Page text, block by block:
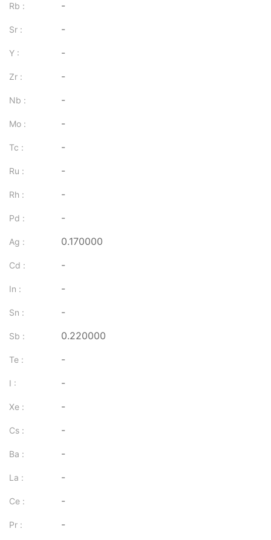
Rb : -
Sr : -
Y : -
Zr : -
Nb : -
Mo : -
Tc : -
Ru : -
Rh : -
Pd : -
Ag : 0.170000
Cd : -
In : -
Sn : -
Sb : 0.220000
Te : -
I : -
Xe : -
Cs : -
Ba : -
La : -
Ce : -
Pr : -